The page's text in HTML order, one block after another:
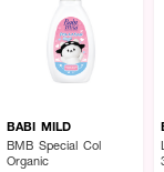
· FDA Registration
How to Use :
เทลงบนฝ่ามือหรือฟองน้ำ
สีของผลิตภัณฑ์อาจมีการเ
BABI MILD
BMB Special Col
Organic